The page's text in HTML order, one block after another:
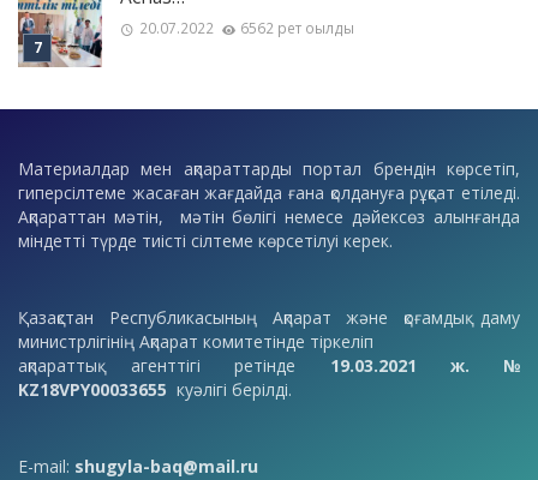
20.07.2022 6562 рет оқылды
Материалдар мен ақпараттарды портал брендін көрсетіп,
гиперсілтеме жасаған жағдайда ғана қолдануға рұқсат етіледі.
Ақпараттан мәтін, мәтін бөлігі немесе дәйексөз алынғанда
міндетті түрде тиісті сілтеме көрсетілуі керек.
Қазақстан Республикасының Ақпарат және қоғамдық даму
министрлігінің Ақпарат комитетінде тіркеліп
ақпараттық агенттігі ретінде 19.03.2021 ж. №
KZ18VPY00033655 куәлігі берілді.
E-mail: shugyla-baq@mail.ru